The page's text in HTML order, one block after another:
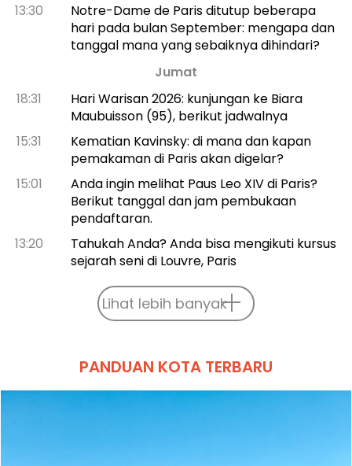
13:30
Notre-Dame de Paris ditutup beberapa
hari pada bulan September: mengapa dan
tanggal mana yang sebaiknya dihindari?
Jumat
18:31
Hari Warisan 2026: kunjungan ke Biara
Maubuisson (95), berikut jadwalnya
15:31
Kematian Kavinsky: di mana dan kapan
pemakaman di Paris akan digelar?
15:01
Anda ingin melihat Paus Leo XIV di Paris?
Berikut tanggal dan jam pembukaan
pendaftaran.
13:20
Tahukah Anda? Anda bisa mengikuti kursus
sejarah seni di Louvre, Paris
Lihat lebih banyak
PANDUAN KOTA TERBARU